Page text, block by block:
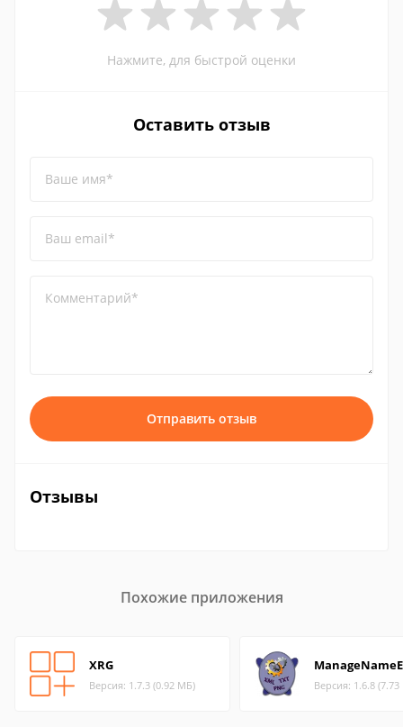
Нажмите, для быстрой оценки
Оставить отзыв
Ваше имя*
Ваш email*
Комментарий*
Отправить отзыв
Отзывы
Похожие приложения
XRG
Версия: 1.7.3 (0.92 МБ) Версия: 1.6.8